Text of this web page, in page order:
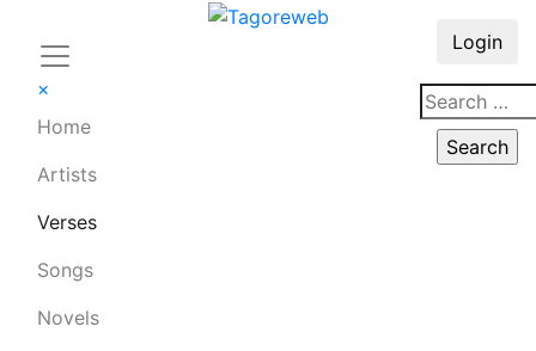
×
Home
Artists
Verses
Songs
Novels
Login